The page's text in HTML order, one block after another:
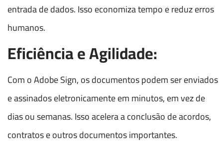
entrada de dados. Isso economiza tempo e reduz erros
humanos.
Eficiência e Agilidade:
Com o Adobe Sign, os documentos podem ser enviados
e assinados eletronicamente em minutos, em vez de
dias ou semanas. Isso acelera a conclusão de acordos,
contratos e outros documentos importantes.